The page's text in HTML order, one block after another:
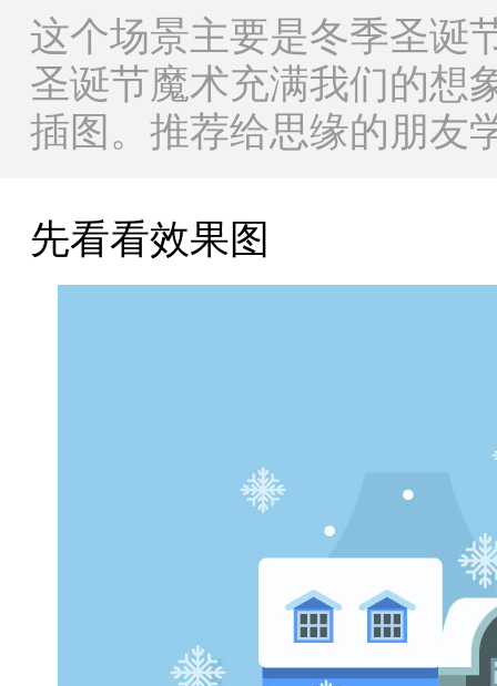
这个场景主要是冬季圣诞
圣诞节魔术充满我们的想
插图。推荐给思缘的朋友
先看看效果图